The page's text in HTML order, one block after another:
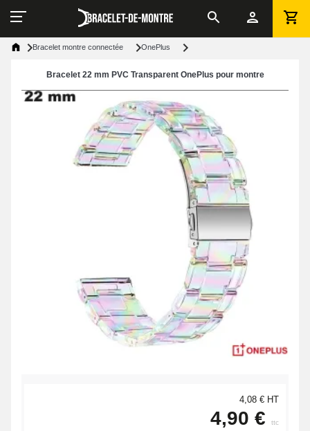
Bracelet montre connectée OnePlus
Bracelet 22 mm PVC Transparent OnePlus pour montre
4,08 € HT
4,90 € ttc